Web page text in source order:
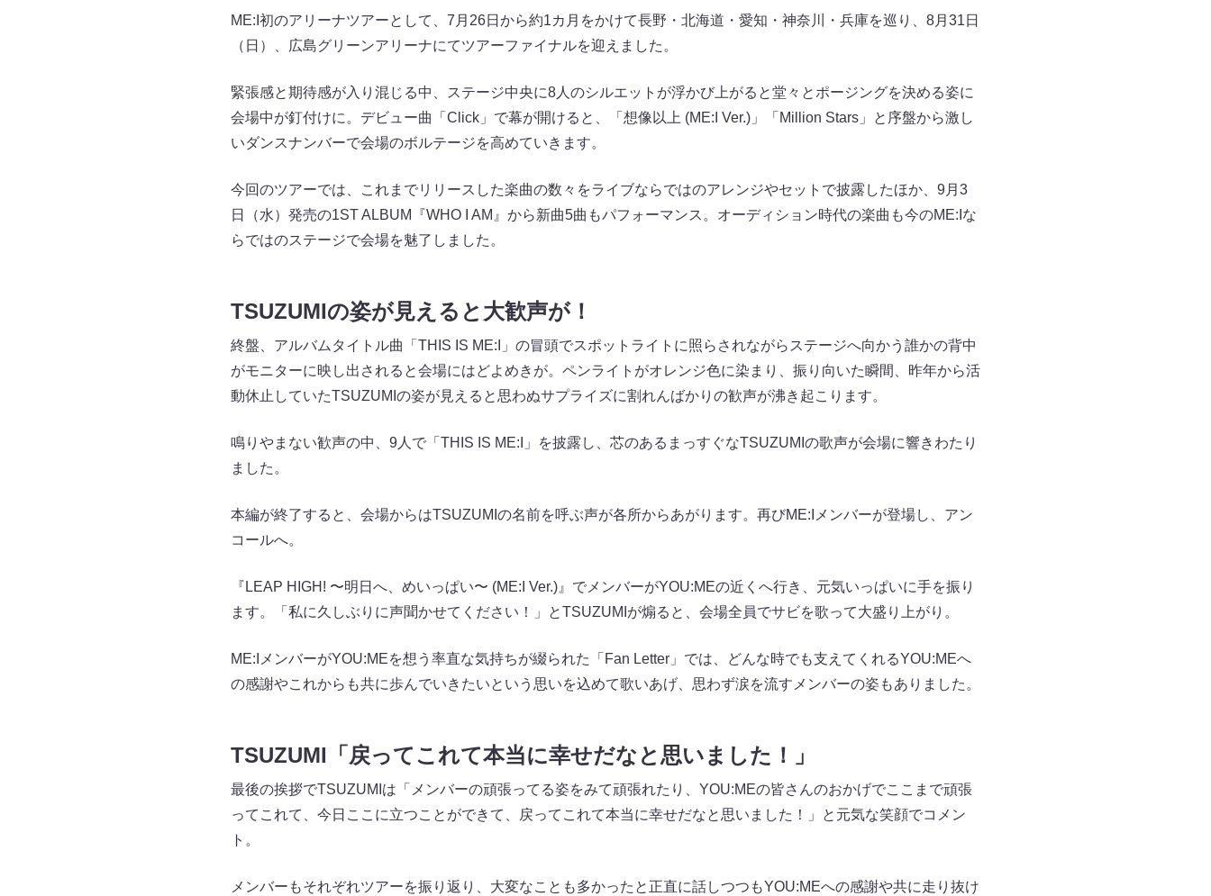
ME:I初のアリーナツアーとして、7月26日から約1カ月をかけて長野・北海道・愛知・神奈川・兵庫を巡り、8月31日
（日）、広島グリーンアリーナにてツアーファイナルを迎えました。
緊張感と期待感が入り混じる中、ステージ中央に8人のシルエットが浮かび上がると堂々とポージングを決める姿に
会場中が釘付けに。デビュー曲「Click」で幕が開けると、「想像以上 (ME:I Ver.)」「Million Stars」と序盤から激し
いダンスナンバーで会場のボルテージを高めていきます。
今回のツアーでは、これまでリリースした楽曲の数々をライブならではのアレンジやセットで披露したほか、9月3
日（水）発売の1ST ALBUM『WHO I AM』から新曲5曲もパフォーマンス。オーディション時代の楽曲も今のME:Iな
らではのステージで会場を魅了しました。
TSUZUMIの姿が見えると大歓声が！
終盤、アルバムタイトル曲「THIS IS ME:I」の冒頭でスポットライトに照らされながらステージへ向かう誰かの背中
がモニターに映し出されると会場にはどよめきが。ペンライトがオレンジ色に染まり、振り向いた瞬間、昨年から活
動休止していたTSUZUMIの姿が見えると思わぬサプライズに割れんばかりの歓声が沸き起こります。
鳴りやまない歓声の中、9人で「THIS IS ME:I」を披露し、芯のあるまっすぐなTSUZUMIの歌声が会場に響きわたり
ました。
本編が終了すると、会場からはTSUZUMIの名前を呼ぶ声が各所からあがります。再びME:Iメンバーが登場し、アン
コールへ。
『LEAP HIGH! 〜明日へ、めいっぱい〜 (ME:I Ver.)』でメンバーがYOU:MEの近くへ行き、元気いっぱいに手を振り
ます。「私に久しぶりに声聞かせてください！」とTSUZUMIが煽ると、会場全員でサビを歌って大盛り上がり。
ME:IメンバーがYOU:MEを想う率直な気持ちが綴られた「Fan Letter」では、どんな時でも支えてくれるYOU:MEへ
の感謝やこれからも共に歩んでいきたいという思いを込めて歌いあげ、思わず涙を流すメンバーの姿もありました。
TSUZUMI「戻ってこれて本当に幸せだなと思いました！」
最後の挨拶でTSUZUMIは「メンバーの頑張ってる姿をみて頑張れたり、YOU:MEの皆さんのおかげでここまで頑張
ってこれて、今日ここに立つことができて、戻ってこれて本当に幸せだなと思いました！」と元気な笑顔でコメン
ト。
メンバーもそれぞれツアーを振り返り、大変なことも多かったと正直に話しつつもYOU:MEへの感謝や共に走り抜け